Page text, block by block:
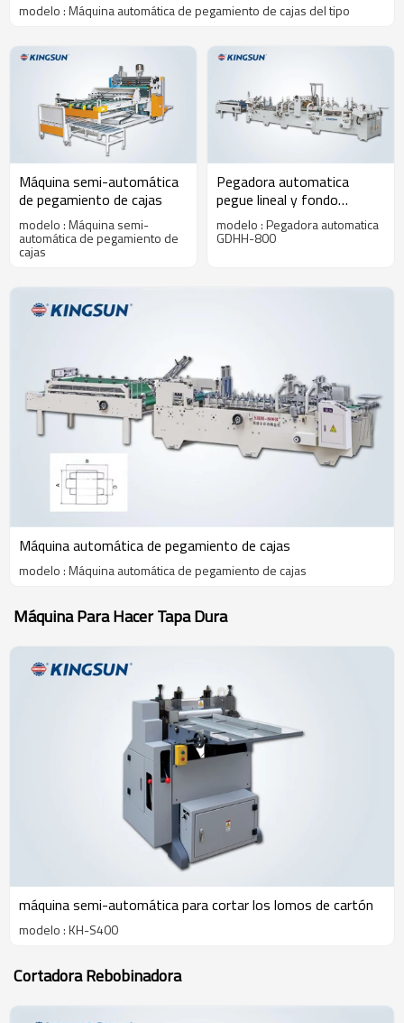
modelo : Máquina automática de pegamiento de cajas del tipo
Máquina semi-automática
de pegamiento de cajas
modelo : Máquina semi-
automática de pegamiento de
cajas
Pegadora automatica
pegue lineal y fondo
automatico GDHH-800
modelo : Pegadora automatica
GDHH-800
Máquina automática de pegamiento de cajas
modelo : Máquina automática de pegamiento de cajas
Máquina Para Hacer Tapa Dura
máquina semi-automática para cortar los lomos de cartón
modelo : KH-S400
Cortadora Rebobinadora